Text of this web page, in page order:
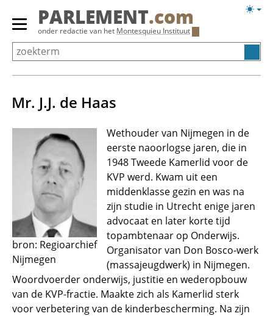
Overslaan
Primair
menu
tonen/verbergen
PARLEMENT.com
onder redactie van het Montesquieu Instituut
Mr. J.J. de Haas
bron: Regioarchief
Nijmegen
Wethouder van Nijmegen in de
eerste naoorlogse jaren, die in
1948 Tweede Kamerlid voor de
KVP werd. Kwam uit een
middenklasse gezin en was na
zijn studie in Utrecht enige jaren
advocaat en later korte tijd
topambtenaar op Onderwijs.
Organisator van Don Bosco-werk
(massajeugdwerk) in Nijmegen.
Woordvoerder onderwijs, justitie en wederopbouw
van de KVP-fractie. Maakte zich als Kamerlid sterk
voor verbetering van de kinderbescherming. Na zijn